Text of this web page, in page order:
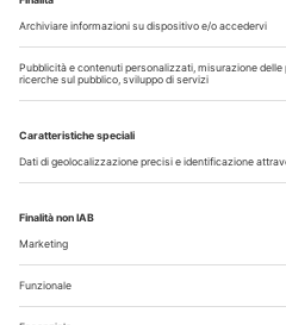
I più
delle gengive
male ai denti?
Organizzazione e tecnologia
laboratorio